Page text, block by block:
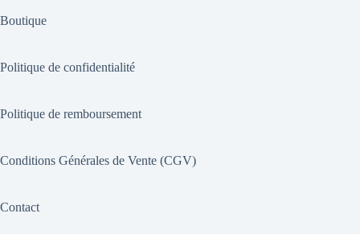
Boutique
Politique de confidentialité
Politique de remboursement
Conditions Générales de Vente (CGV)
Contact